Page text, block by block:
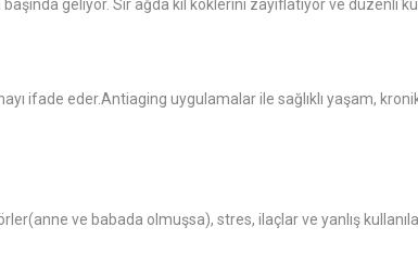
geliyor. Sir ağda kıl köklerini zayıflatıyor ve düzenli
ifade eder.Antiaging uygulamalar ile sağlıklı yaşam,
ve babada olmuşsa), stres, ilaçlar ve yanlış